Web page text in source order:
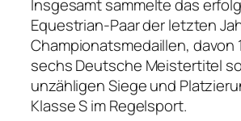
Insgesamt sammelte das
Equestrian-Paar der letzten
Championatsmedaillen, davon
sechs Deutsche Meistertitel
unzähligen Siege und
Klasse S im Regelsport.